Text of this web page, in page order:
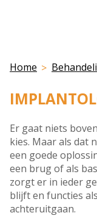
Home
Er gaat niets
kies. Maar als dat
een goede
een brug of als
zorgt er in ieder
blijft en functies
achteruitgaan.